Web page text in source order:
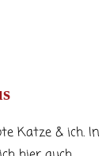
Katze & ich. In